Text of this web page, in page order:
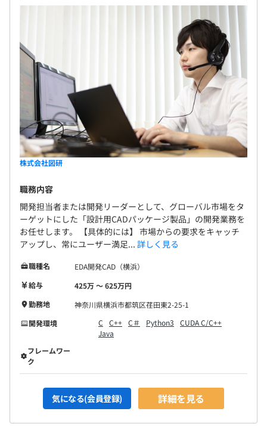
株式会社図研
職務内容
開発担当者または開発リーダーとして、グローバル市場をタ
ーゲットにした「設計用CADパッケージ製品」の開発業務を
お任せします。 【具体的には】 市場からの要求をキャッチ
アップし、常にユーザー満足... 詳しく見る
職種名
EDA開発CAD（横浜）
給与
425万 〜 625万円
勤務地
神奈川県横浜市都筑区荏田東2-25-1
開発環境
C C++ C＃ Python3
CUDA C/C++
Java
フレームワー
ク
気になる(会員登録) 詳細を見る